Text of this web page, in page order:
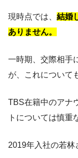
現時点では、 結婚
ありません。
一時期、交際相手
が、これについて
TBS在籍中のアナ
トについては慎重
2019年入社の若林